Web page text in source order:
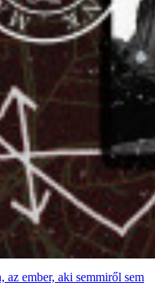
az ember, aki semmiről sem